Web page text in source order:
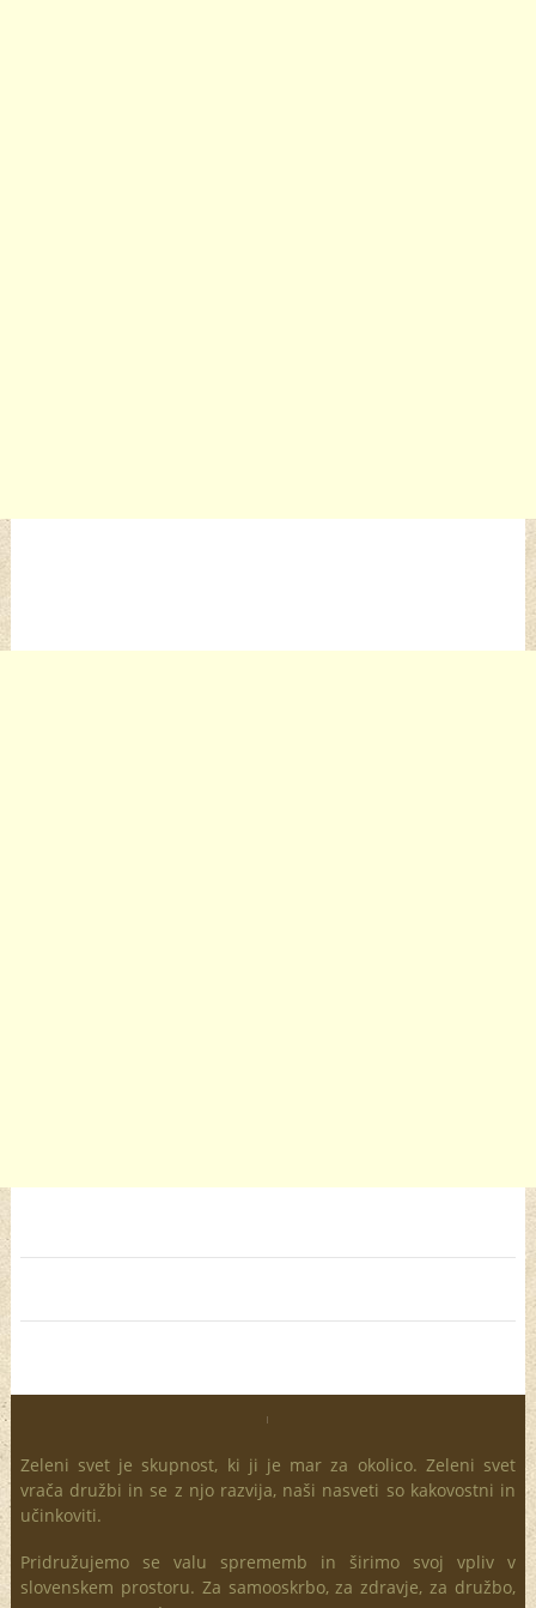
Zeleni svet je skupnost, ki ji je mar za okolico. Zeleni svet
vrača družbi in se z njo razvija, naši nasveti so kakovostni in
učinkoviti.
Pridružujemo se valu sprememb in širimo svoj vpliv v
slovenskem prostoru. Za samooskrbo, za zdravje, za družbo,